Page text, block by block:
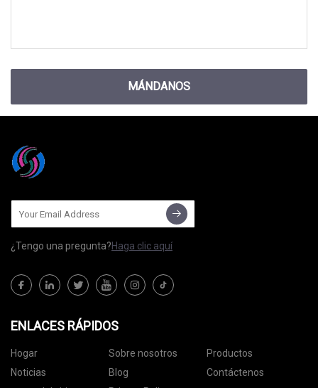
MÁNDANOS
¿Tengo una pregunta?Haga clic aquí
ENLACES RÁPIDOS
Hogar Sobre nosotros
Productos
Noticias
Blog
Contáctenos